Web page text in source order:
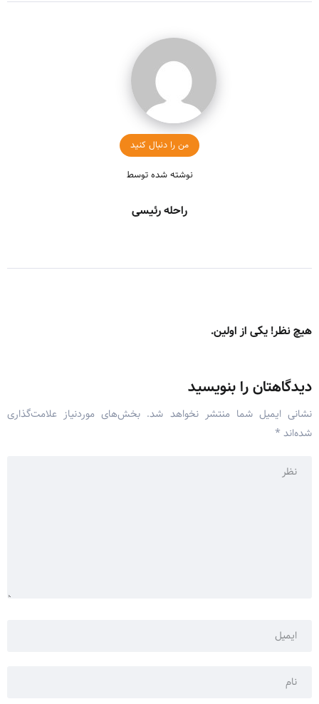
من را دنبال کنید
نوشته شده توسط
راحله رئیسی
هیچ نظر! یکی از اولین.
دیدگاهتان را بنویسید
نشانی ایمیل شما منتشر نخواهد شد. بخش‌های موردنیاز علامت‌گذاری
شده‌اند *